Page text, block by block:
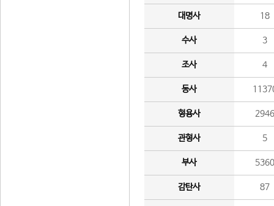
대명사 18
수사 3
조사 4
동사
형용사 2946
관형사 5
부사 5360
감탄사 87